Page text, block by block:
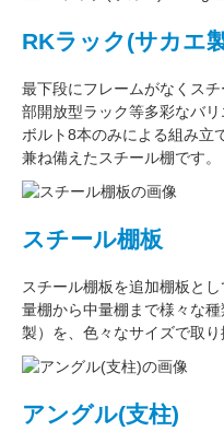
RKラック(サカエ
最下段にフレームがなくス
部開放型ラック等多彩なバリ
ボルト8本のみによる組み立
兼ね備えたスチール棚です。
スチール棚板
スチール棚板を追加棚板 と
量棚から中量棚まで様々な
製）を、色々なサイズで取り
アングル(支柱)